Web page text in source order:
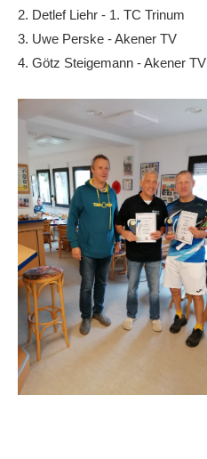
2. Detlef Liehr - 1. TC Trinum
3. Uwe Perske - Akener TV
4. Götz Steigemann - Akener TV